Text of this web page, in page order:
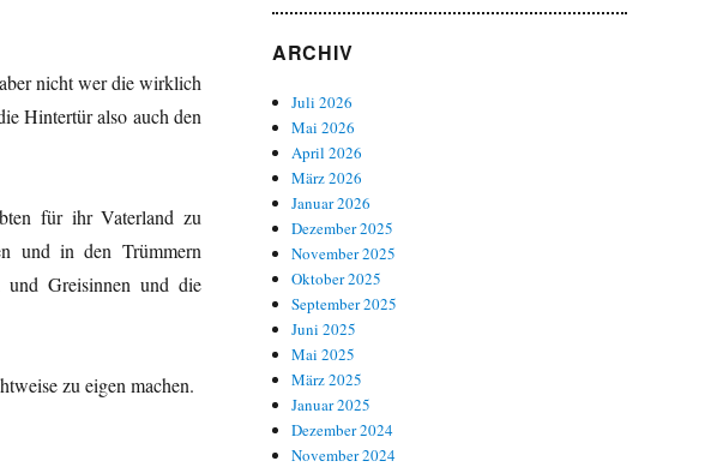
nicht wer die wirklich
Hintertür also auch den
für ihr Vaterland zu
und in den Trümmern
und Greisinnen und die
zu eigen machen.
ARCHIV
Juli 2026
Mai 2026
April 2026
März 2026
Januar 2026
Dezember 2025
November 2025
Oktober 2025
September 2025
Juni 2025
Mai 2025
März 2025
Januar 2025
Dezember 2024
November 2024